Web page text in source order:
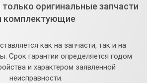
оригинальные запчасти
комплектующие
как на запчасти, так и на
Срок гарантии определяется годом
и характером заявленной
неисправности.